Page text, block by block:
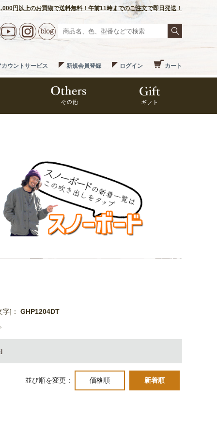
円以上のお買物で送料無料！午前11時までのご注文で即日発送！
カウントサービス 新規会員登録 ログイン カート
]： GHP1204DT
並び順を変更： 価格順 新着順